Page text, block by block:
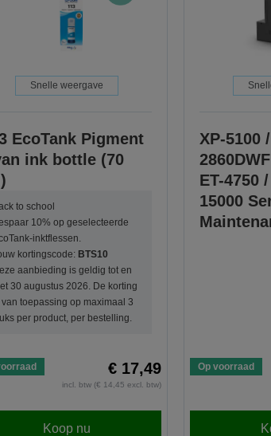
Snelle weergave
EcoTank Pigment
ink bottle (70
to school
10% op geselecteerde
inktflessen.
kortingscode: BTS10
aanbieding is geldig tot en
30 augustus 2026. De korting
van toepassing op maximaal 3
per product, per bestelling.
€ 17,49
incl. btw (€ 14,45 excl. btw)
Koop nu
XP-5100
ET-4750
15000
Op voorraad